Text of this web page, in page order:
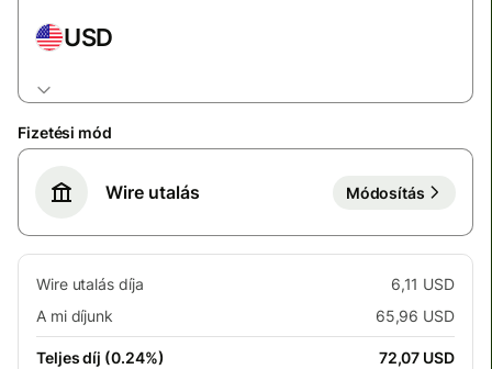
USD
Fizetési mód
Wire utalás Módosítás
Wire utalás díja
6,11 USD
A mi díjunk
65,96 USD
Teljes díj (0.24%) 72,07 USD